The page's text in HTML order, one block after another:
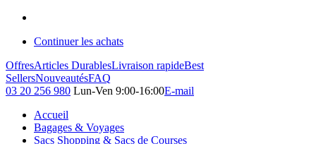
Continuer les achats
OffresArticles DurablesLivraison rapideBest
SellersNouveautésFAQ
03 20 256 980 Lun-Ven 9:00-16:00E-mail
Accueil
Bagages & Voyages
Sacs Shopping & Sacs de Courses